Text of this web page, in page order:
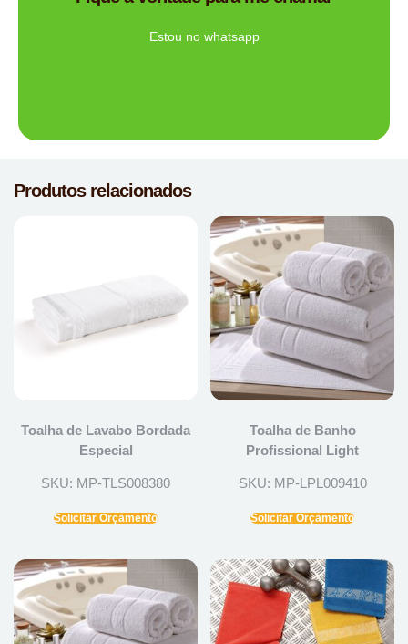
Estou no whatsapp
Ligue Agora!
Produtos relacionados
Toalha de Lavabo Bordada
Especial
SKU: MP-TLS008380
Solicitar Orçamento
Toalha de Banho
Profissional Light
SKU: MP-LPL009410
Solicitar Orçamento